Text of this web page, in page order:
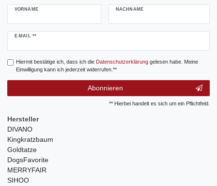
VORNAME NACHNAME
E-MAIL **
Newsletter
Hiermit bestätige ich, dass ich die Daten­schutz­erklärunggelesen habe. Meine
Einwilligung kann ich jederzeit widerrufen.**
Abonnieren
** Hierbei handelt es sich um ein Pflichtfeld.
Hersteller
DIVANO
Kingkratzbaum
Goldtatze
DogsFavorite
MERRYFAIR
SIHOO